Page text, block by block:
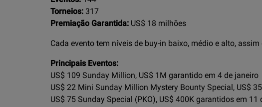
Torneios: 317
Premiação Garantida: US$ 18 milhões
Cada evento tem níveis de buy-in baixo, médio e alto, assim
Principais Eventos:
US$ 109 Sunday Million, US$ 1M garantido em 4 de janeiro
US$ 22 Mini Sunday Million Mystery Bounty Special, US$
US$ 75 Sunday Special (PKO), US$ 400K garantidos em 11